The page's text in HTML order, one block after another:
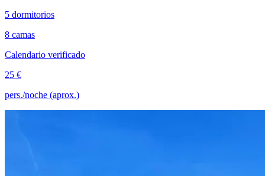
5 dormitorios
8 camas
Calendario verificado
25 €
pers./noche (aprox.)